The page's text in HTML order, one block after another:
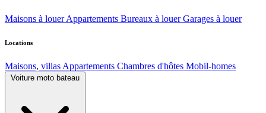
Maisons à louer Appartements Bureaux à louer Garages à louer
Locations
Maisons, villas Appartements Chambres d'hôtes Mobil-homes
Voiture moto bateau